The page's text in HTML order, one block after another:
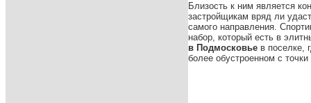
Близость к ним является
застройщикам вряд ли
самого направления.
набор, который есть в
в Подмосковье в поселке,
более обустроенном с